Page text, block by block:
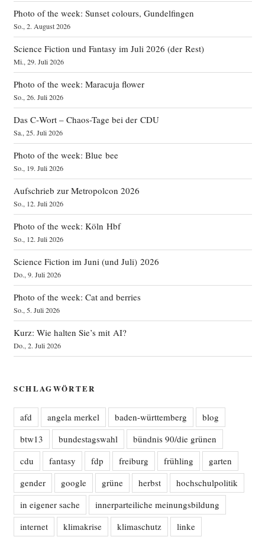
Photo of the week: Sunset colours, Gundelfingen
So., 2. August 2026
Science Fiction und Fantasy im Juli 2026 (der Rest)
Mi., 29. Juli 2026
Photo of the week: Maracuja flower
So., 26. Juli 2026
Das C‑Wort – Chaos-Tage bei der CDU
Sa., 25. Juli 2026
Photo of the week: Blue bee
So., 19. Juli 2026
Aufschrieb zur Metropolcon 2026
So., 12. Juli 2026
Photo of the week: Köln Hbf
So., 12. Juli 2026
Science Fiction im Juni (und Juli) 2026
Do., 9. Juli 2026
Photo of the week: Cat and berries
So., 5. Juli 2026
Kurz: Wie halten Sie’s mit AI?
Do., 2. Juli 2026
SCHLAGWÖRTER
afd angela merkel baden-württemberg
blog
btw13
bundestagswahl
bündnis 90/die grünen
cdu
fantasy fdp freiburg frühling
garten
gender
google grüne herbst
hochschulpolitik
in eigener sache
innerparteiliche meinungsbildung
internet
klimakrise klimaschutz linke